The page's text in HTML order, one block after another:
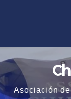
Asociación